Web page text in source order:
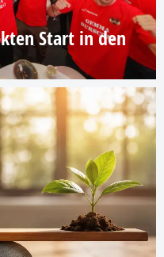
Start in den